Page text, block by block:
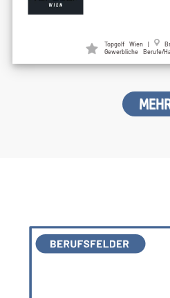
Topgolf Wien |
Gewerbliche Berufe/